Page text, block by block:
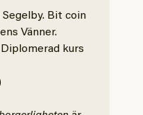
Bit coin
Vänner.
kurs